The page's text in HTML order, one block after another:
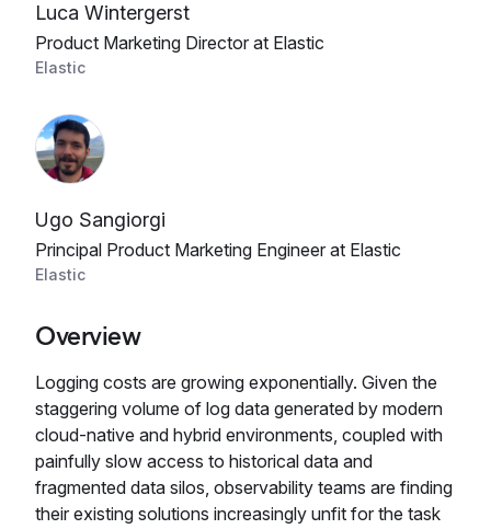
Luca Wintergerst
Product Marketing Director at Elastic
Elastic
Ugo Sangiorgi
Principal Product Marketing Engineer at Elastic
Elastic
Overview
Logging costs are growing exponentially. Given the
staggering volume of log data generated by modern
cloud-native and hybrid environments, coupled with
painfully slow access to historical data and
fragmented data silos, observability teams are finding
their existing solutions increasingly unfit for the task